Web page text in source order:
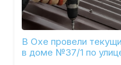
В Охе провели
в доме №37/1 по